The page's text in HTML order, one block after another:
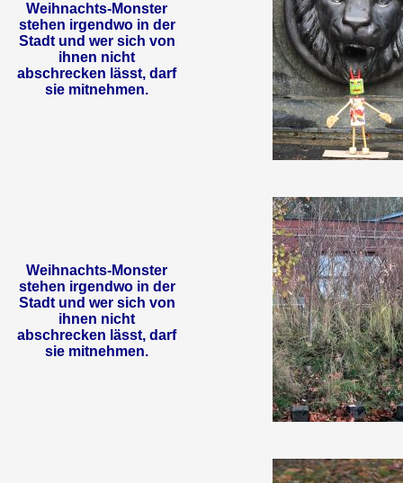
Weihnachts-Monster
stehen irgendwo in der
Stadt und wer sich von
ihnen nicht
abschrecken lässt, darf
sie mitnehmen.
Weihnachts-Monster
stehen irgendwo in der
Stadt und wer sich von
ihnen nicht
abschrecken lässt, darf
sie mitnehmen.